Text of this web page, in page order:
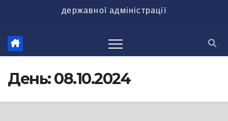
державної адміністрації
День:08.10.2024